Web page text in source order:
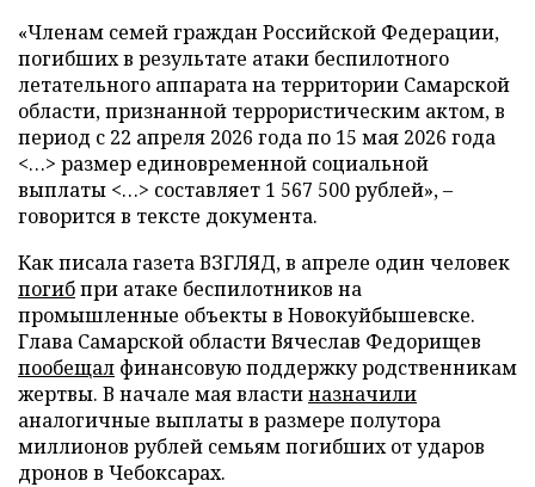
«Членам семей граждан Российской Федерации,
погибших в результате атаки беспилотного
летательного аппарата на территории Самарской
области, признанной террористическим актом, в
период с 22 апреля 2026 года по 15 мая 2026 года
<…> размер единовременной социальной
выплаты <…> составляет 1 567 500 рублей», –
говорится в тексте документа.
Как писала газета ВЗГЛЯД, в апреле один человек
погибпри атаке беспилотников на
промышленные объекты в Новокуйбышевске.
Глава Самарской области Вячеслав Федорищев
пообещал финансовую поддержку родственникам
жертвы. В начале мая властиназначили
аналогичные выплаты в размере полутора
миллионов рублей семьям погибших от ударов
дронов в Чебоксарах.